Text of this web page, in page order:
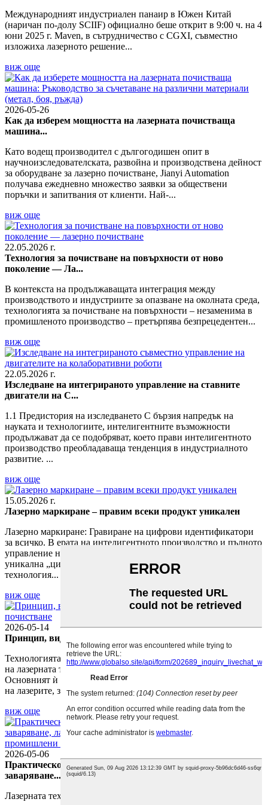
Международният индустриален панаир в Южен Китай
(наричан по-долу SCIIF) официално беше открит в 9:00 ч. на 4
юни 2025 г. Maven, в сътрудничество с CGXI, съвместно
изложиха лазерното решение...
виж още
2026-05-26
Как да изберем мощността на лазерната почистваща
машина...
Като водещ производител с дългогодишен опит в
научноизследователската, развойна и производствена дейност
за оборудване за лазерно почистване, Jianyi Automation
получава ежедневно множество заявки за обществени
поръчки и запитвания от клиенти. Най-...
виж още
22.05.2026 г.
Технология за почистване на повърхности от ново
поколение — Ла...
В контекста на продължаващата интеграция между
производството и индустриите за опазване на околната среда,
технологията за почистване на повърхности – незаменима в
промишленото производство – претърпява безпрецедентен...
виж още
22.05.2026 г.
Изследване на интегрираното управление на ставните
двигатели на C...
1.1 Предистория на изследването С бързия напредък на
науката и технологиите, интелигентните възможности
продължават да се подобряват, което прави интелигентното
производство преобладаваща тенденция в индустриалното
развитие. ...
виж още
15.05.2026 г.
Лазерно маркиране – правим всеки продукт уникален
Лазерно маркиране: Гравиране на цифрови идентификатори
за всичко. В ерата на интелигентното производство и пълното
управление на жизнения цикъл, всеки продукт заслужава
уникална „цифрова идентификационна карта“. Като основна
технология...
виж още
2026-05-14
Принцип, видове и приложения на лазерното почистване...
Технологията за лазерно почистване е успешно приложение
на лазерната технология в областта на инженерството.
Основният ѝ принцип използва високата енергийна плътност
на лазерите, за да позволи взаимодействие между...
виж още
2026-05-06
Практическо ръководство за лазерно оборудване: Лазерно
заваряване...
Лазерната технология промени съвременното производство с